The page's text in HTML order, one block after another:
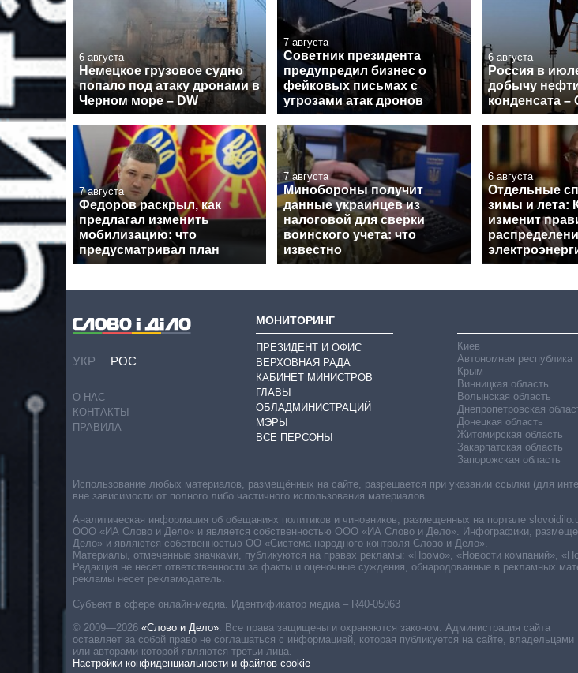
6 августа
Немецкое грузовое судно
попало под атаку дронами в
Черном море – DW
7 августа
Советник президента
предупредил бизнес о
фейковых письмах с
угрозами атак дронов
6 августа
Россия в
добычу
конденсата –
7 августа
Федоров раскрыл, как
предлагал изменить
мобилизацию: что
предусматривал план
7 августа
Минобороны получит
данные украинцев из
налоговой для сверки
воинского учета: что
известно
6 августа
Отдельные
зимы и лета:
изменит
УКР РОС
О НАС
КОНТАКТЫ
ПРАВИЛА
МОНИТОРИНГ
ПРЕЗИДЕНТ И ОФИС
ВЕРХОВНАЯ РАДА
КАБИНЕТ МИНИСТРОВ
ГЛАВЫ
ОБЛАДМИНИСТРАЦИЙ
МЭРЫ
ВСЕ ПЕРСОНЫ
Киев
Автономная республика
Крым
Винницкая область
Волынская область
Днепропетровская
Донецкая область
Житомирская область
Закарпатская область
Запорожская область
Субъект в сфере онлайн-медиа. Идентификатор медиа – R40-05063
© 2009—2026 «Слово и Дело» Все права защищены и охраняются законом. Администрация сайта
оставляет за собой право не соглашаться с информацией, которая публикуется на сайте, владельцами
или авторами которой являются третьи лица.
Настройки конфиденциальности и файлов cookie
Использование любых материалов, размещённых на сайте, разрешается при указании ссылки (для
вне зависимости от полного либо частичного использования материалов.
Аналитическая информация об обещаниях политиков и чиновников, размещенных на портале
ООО «ИА Слово и Дело» и является собственностью ООО «ИА Слово и Дело». Инфографики,
Дело» и являются собственностью ОО «Система народного контроля Слово и Дело».
Материалы, отмеченные значками, публикуются на правах рекламы: «Промо», «Новости компаний»,
Редакция не несет ответственности за факты и оценочные суждения, обнародованные в рекламных
рекламы несет рекламодатель.